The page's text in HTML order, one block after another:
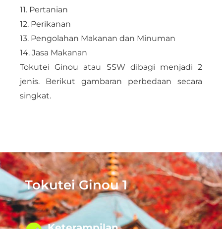
11. Pertanian
12. Perikanan
13. Pengolahan Makanan dan Minuman
14. Jasa Makanan
Tokutei Ginou atau SSW dibagi menjadi 2
jenis. Berikut gambaran perbedaan secara
singkat.
Tokutei Ginou 1